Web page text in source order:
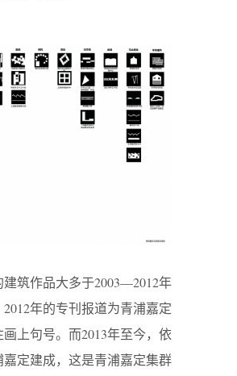
筑作品大多于2003—2012年
年的专刊报道为青浦嘉定
上句号。而2013年至今，依
定建成，这是青浦嘉定集群